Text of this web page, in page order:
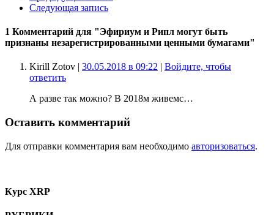
Следующая запись
1 Комментарий для "Эфириум и Рипл могут быть
признаны незарегистрированными ценными бумагами"
Kirill Zotov | 30.05.2018 в 09:22 | Войдите, чтобы
ответить
А разве так можно? В 2018м живемс…
Оставить комментарий
Для отправки комментария вам необходимо авторизоваться.
Курс XRP